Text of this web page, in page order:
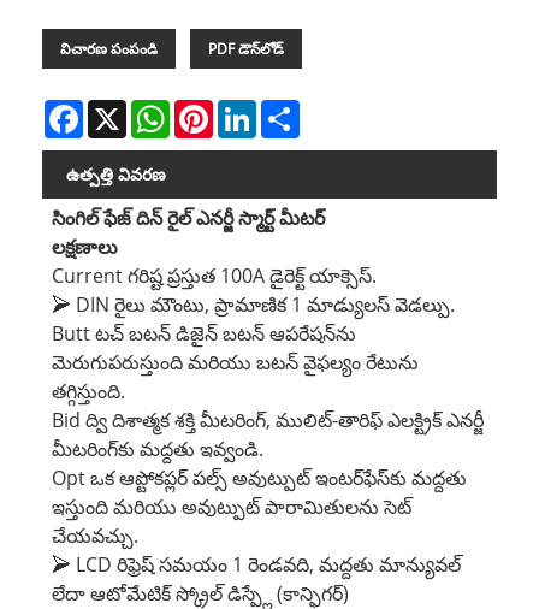
విచారణ పంపండి PDF డౌన్‌లోడ్
Facebook
X WhatsAppPinterestLinkedIn
ఉత్పత్తి వివరణ
సింగిల్ ఫేజ్ దిన్ రైల్ ఎనర్జీ స్మార్ట్ మీటర్
లక్షణాలు
Current గరిష్ట ప్రస్తుత 100A డైరెక్ట్ యాక్సెస్.
➢ DIN రైలు మౌంటు, ప్రామాణిక 1 మాడ్యులస్ వెడల్పు.
Butt టచ్ బటన్ డిజైన్ బటన్ ఆపరేషన్‌ను
మెరుగుపరుస్తుంది మరియు బటన్ వైఫల్యం రేటును
తగ్గిస్తుంది.
Bid ద్వి దిశాత్మక శక్తి మీటరింగ్, ములిట్-తారిఫ్ ఎలక్ట్రిక్ ఎనర్జీ
మీటరింగ్‌కు మద్దతు ఇవ్వండి.
Opt ఒక ఆప్టోకప్లర్ పల్స్ అవుట్పుట్ ఇంటర్‌ఫేస్‌కు మద్దతు
ఇస్తుంది మరియు అవుట్పుట్ పారామితులను సెట్
చేయవచ్చు.
➢ LCD రిఫ్రెష్ సమయం 1 రెండవది, మద్దతు మాన్యువల్
లేదా ఆటోమేటిక్ స్క్రోల్ డిస్ప్లే (కాన్ఫిగర్)